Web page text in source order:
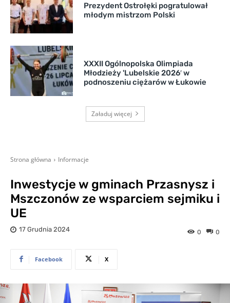
Prezydent Ostrołęki pogratulował
młodym mistrzom Polski
XXXII Ogólnopolska Olimpiada
Młodzieży 'Lubelskie 2026′ w
podnoszeniu ciężarów w Łukowie
Załaduj więcej